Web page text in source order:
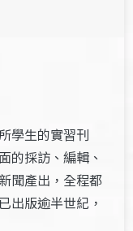
學生的實習刊
的採訪、編輯、
聞產出，全程都
出版逾半世紀，